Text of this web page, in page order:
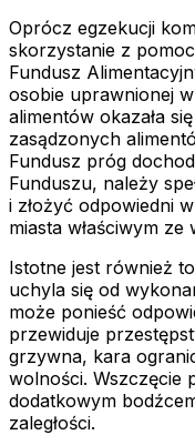
Oprócz egzekucji
skorzystanie z
Fundusz
osobie uprawnionej
alimentów okazała
zasądzonych
Fundusz próg
Funduszu, należy
i złożyć odpowiedni
miasta właściwym ze
Istotne jest również
uchyla się od
może ponieść
przewiduje
grzywna, kara
wolności. Wszczęcie
dodatkowym
zaległości.